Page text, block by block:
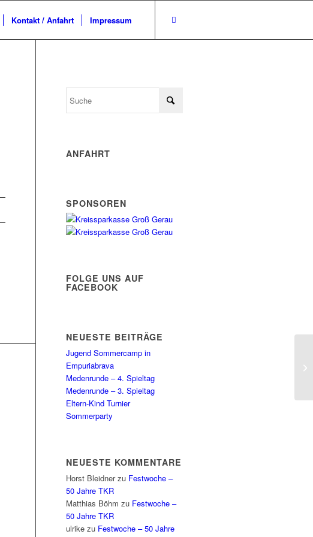
Kontakt / Anfahrt Impressum
ANFAHRT
SPONSOREN
FOLGE UNS AUF
FACEBOOK
NEUESTE BEITRÄGE
Jugend Sommercamp in
Empuriabrava
Medenrunde – 4. Spieltag
Medenrunde – 3. Spieltag
Eltern-Kind Turnier
Sommerparty
NEUESTE KOMMENTARE
Horst Bleidnerzu Festwoche –
50 Jahre TKR
Matthias Böhm zu Festwoche –
50 Jahre TKR
ulrike zu Festwoche – 50 Jahre